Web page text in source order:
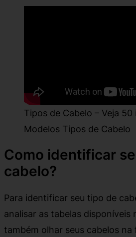
Tipos de Cabelo – Veja
Modelos Tipos de Cabelo
Como identificar
cabelo?
Para identificar seu tipo de
analisar as tabelas disponíveis
também olhar seus cabelos